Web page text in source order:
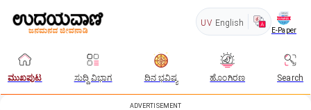
UV English
E-Paper
ಮುಖಪುಟ ಸುದ್ದಿ ವಿಭಾಗ ದಿನ ಭವಿಷ್ಯ ಹೊಂಗಿರಣ Search
ADVERTISEMENT